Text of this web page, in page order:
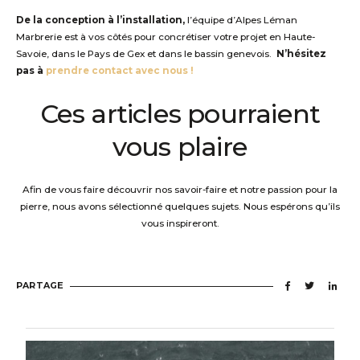
De la conception à l’installation, l’équipe d’Alpes Léman
Marbrerie est à vos côtés pour concrétiser votre projet en Haute-
Savoie, dans le Pays de Gex et dans le bassin genevois.
N’hésitez
pas à prendre contact avec nous !
Ces articles pourraient
vous plaire
Afin de vous faire découvrir nos savoir-faire et notre passion pour la
pierre, nous avons sélectionné quelques sujets. Nous espérons qu’ils
vous inspireront.
PARTAGE